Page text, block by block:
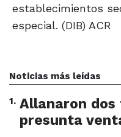
establecimientos
especial. (DIB) ACR
Noticias más leídas
1. Allanaron
presunta